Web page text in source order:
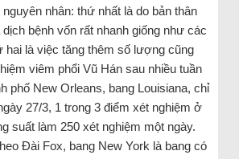
nhân: thứ nhất là do bản thân
bệnh vốn rất nhanh giống như các
là việc tăng thêm số lượng cũng
viêm phổi Vũ Hán sau nhiều tuần
phố New Orleans, bang Louisiana, chỉ
27/3, 1 trong 3 điểm xét nghiệm ở
suất làm 250 xét nghiệm một ngày.
Đài Fox, bang New York là bang có